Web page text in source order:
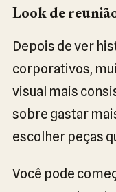
Look de
Depois de ver
corporativos,
visual mais
sobre gastar
escolher peças
Você pode